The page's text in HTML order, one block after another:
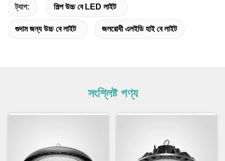
ট্যাগ: শিল্প উচ্চ বে LED লাইট
গুদাম জন্য উচ্চ বে লাইট জলরোধী এলইডি হাই বে লাইট
সংশ্লিষ্ট পণ্য